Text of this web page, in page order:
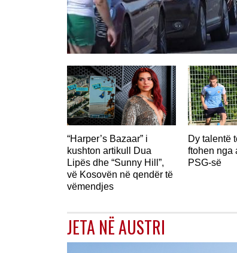
“Harper’s Bazaar” i
kushton artikull Dua
Lipës dhe “Sunny Hill”,
vë Kosovën në qendër të
vëmendjes
Dy talentë
ftohen nga
PSG-së
JETA NË AUSTRI